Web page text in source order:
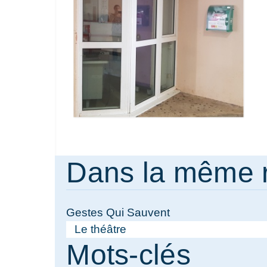
Dans la
Gestes Qui Sauvent
Le théâtre
Mots-clés